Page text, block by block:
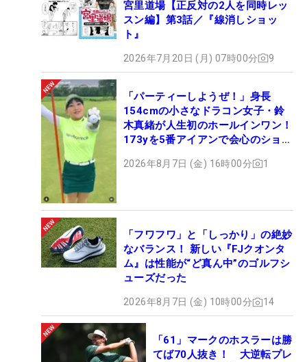
宮里道場【正反対の2人を同時レッ
スン編】第3話／『線消しショッ
ト』
2026年7月20日 (月) 07時00分 9
「パーティーしようぜ！」身長
154cmの小さなドラコン女子・鈴
木真緒が人生初のホールインワン！
173yを5番アイアンで会心のショッ
2026年8月7日 (金) 16時00分 1
「フワフワ」と「しっかり」の絶妙
なバランス！ 新しい『FJクオンタ
ム』は性能が“ど真ん中”のゴルフシ
ューズだった
2026年8月7日 (金) 10時00分 14
「61」マークのホスラーは勝
てば70人抜き！ 大逆転プレ